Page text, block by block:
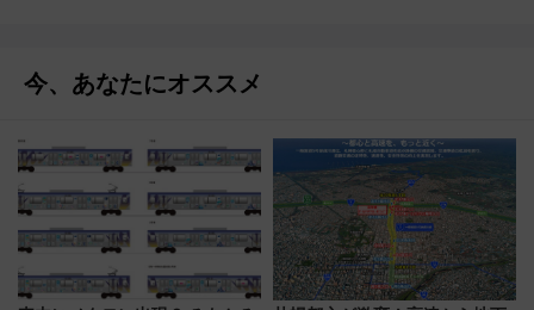
今、あなたにオススメ